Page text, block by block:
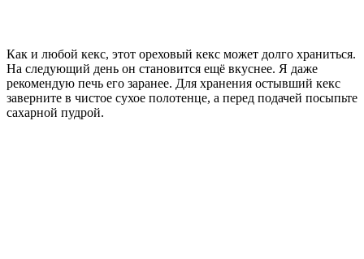
Как и любой кекс, этот ореховый кекс может долго храниться.
На следующий день он становится ещё вкуснее. Я даже
рекомендую печь его заранее. Для хранения остывший кекс
заверните в чистое сухое полотенце, а перед подачей посыпьте
сахарной пудрой.